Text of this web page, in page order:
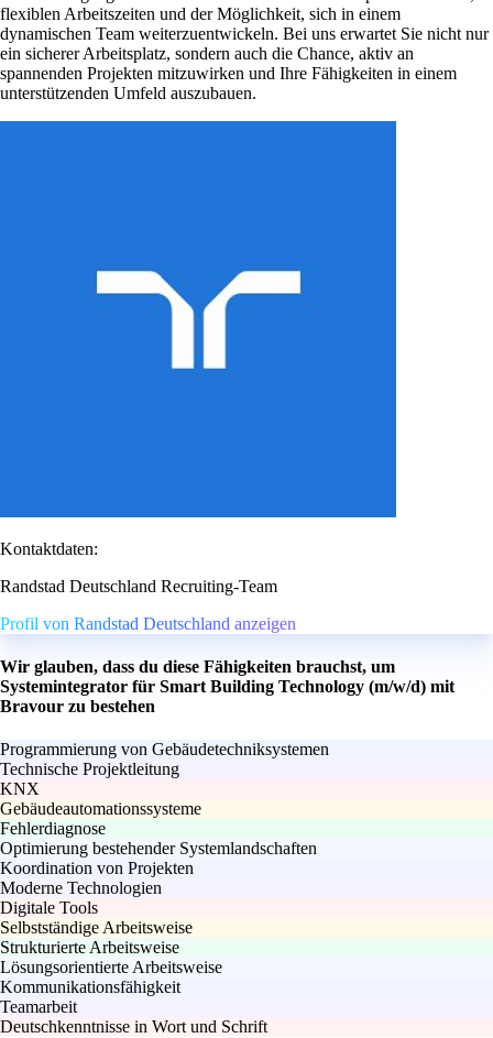
flexiblen Arbeitszeiten und der Möglichkeit, sich in einem
dynamischen Team weiterzuentwickeln. Bei uns erwartet Sie nicht nur
ein sicherer Arbeitsplatz, sondern auch die Chance, aktiv an
spannenden Projekten mitzuwirken und Ihre Fähigkeiten in einem
unterstützenden Umfeld auszubauen.
Kontaktdaten:
Randstad Deutschland Recruiting-Team
Profil von Randstad Deutschland anzeigen
Wir glauben, dass du diese Fähigkeiten brauchst, um
Systemintegrator für Smart Building Technology (m/w/d) mit
Bravour zu bestehen
Programmierung von Gebäudetechniksystemen
Technische Projektleitung
KNX
Gebäudeautomationssysteme
Fehlerdiagnose
Optimierung bestehender Systemlandschaften
Koordination von Projekten
Moderne Technologien
Digitale Tools
Selbstständige Arbeitsweise
Strukturierte Arbeitsweise
Lösungsorientierte Arbeitsweise
Kommunikationsfähigkeit
Teamarbeit
Deutschkenntnisse in Wort und Schrift